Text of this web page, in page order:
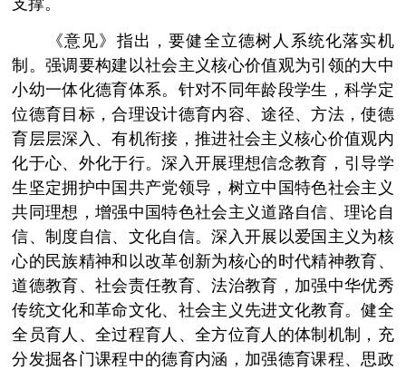
支撑。
《意见》指出，要健全立德树人系统化落实机
制。强调要构建以社会主义核心价值观为引领的大中
小幼一体化德育体系。针对不同年龄段学生，科学定
位德育目标，合理设计德育内容、途径、方法，使德
育层层深入、有机衔接，推进社会主义核心价值观内
化于心、外化于行。深入开展理想信念教育，引导学
生坚定拥护中国共产党领导，树立中国特色社会主义
共同理想，增强中国特色社会主义道路自信、理论自
信、制度自信、文化自信。深入开展以爱国主义为核
心的民族精神和以改革创新为核心的时代精神教育、
道德教育、社会责任教育、法治教育，加强中华优秀
传统文化和革命文化、社会主义先进文化教育。健全
全员育人、全过程育人、全方位育人的体制机制，充
分发掘各门课程中的德育内涵，加强德育课程、思政